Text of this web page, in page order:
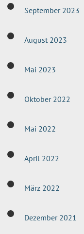
September 2023
August 2023
Mai 2023
Oktober 2022
Mai 2022
April 2022
März 2022
Dezember 2021